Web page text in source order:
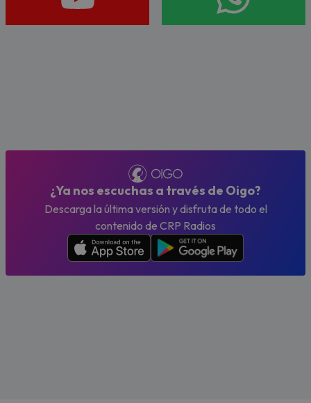
¿Ya nos escuchas a través de Oigo?
Descarga la última versión y disfruta de todo el
contenido de CRP Radios